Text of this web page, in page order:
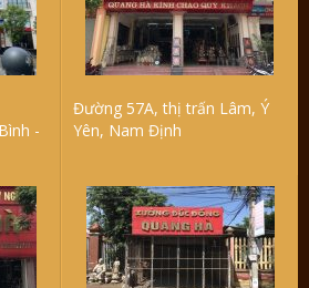
-
Đường 57A, thị trấn Lâm, Ý
Yên, Nam Định